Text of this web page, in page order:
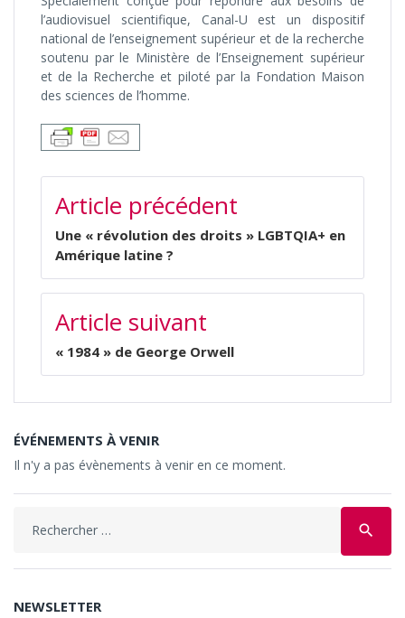
l’audiovisuel scientifique, Canal-U est un dispositif
national de l’enseignement supérieur et de la recherche
soutenu par le Ministère de l’Enseignement supérieur
et de la Recherche et piloté par la Fondation Maison
des sciences de l’homme.
NAVIGATION
DE
L’ARTICLE
Article précédent
Une « révolution des droits » LGBTQIA+ en
Amérique latine ?
Article suivant
« 1984 » de George Orwell
ÉVÉNEMENTS À VENIR
Il n'y a pas évènements à venir en ce moment.
search
NEWSLETTER